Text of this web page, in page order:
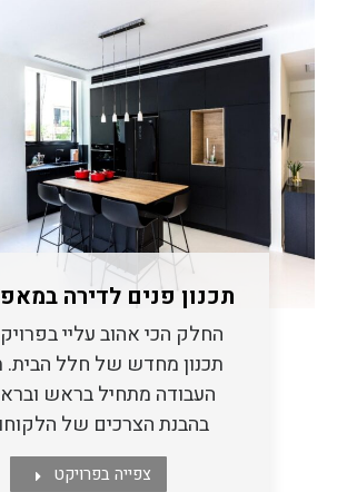
תכנון פנים לדירה
החלק הכי אהוב עליי
תכנון מחדש של חלל הבית.
העבודה מתחיל בראש
בהבנת הצרכים של
צפייה בפרויקט